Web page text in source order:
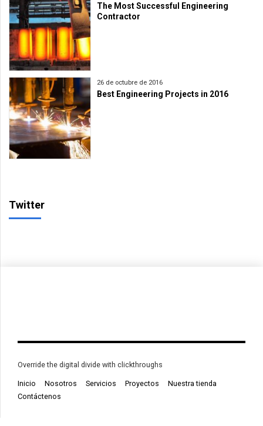
The Most Successful Engineering
Contractor
26 de octubre de 2016
Best Engineering Projects in 2016
Twitter
Override the digital divide with clickthroughs
Inicio Nosotros Servicios Proyectos
Nuestra tienda
Contáctenos